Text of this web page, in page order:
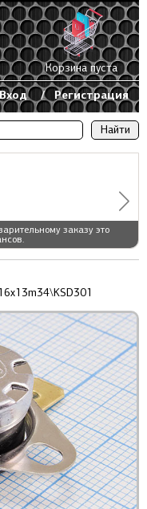
заказу это
Вход / Регистрация
Корзина пуста